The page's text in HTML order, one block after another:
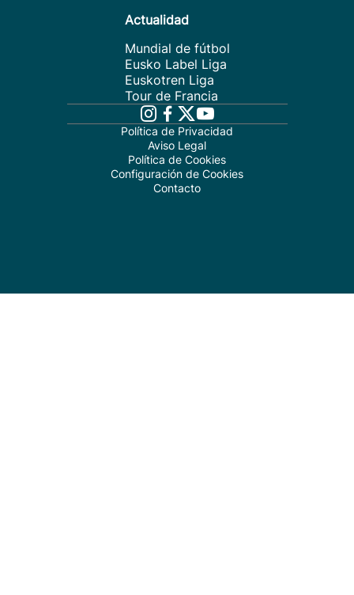
Actualidad
Mundial de fútbol
Eusko Label Liga
Euskotren Liga
Tour de Francia
Política de Privacidad
Aviso Legal
Política de Cookies
Configuración de Cookies
Contacto